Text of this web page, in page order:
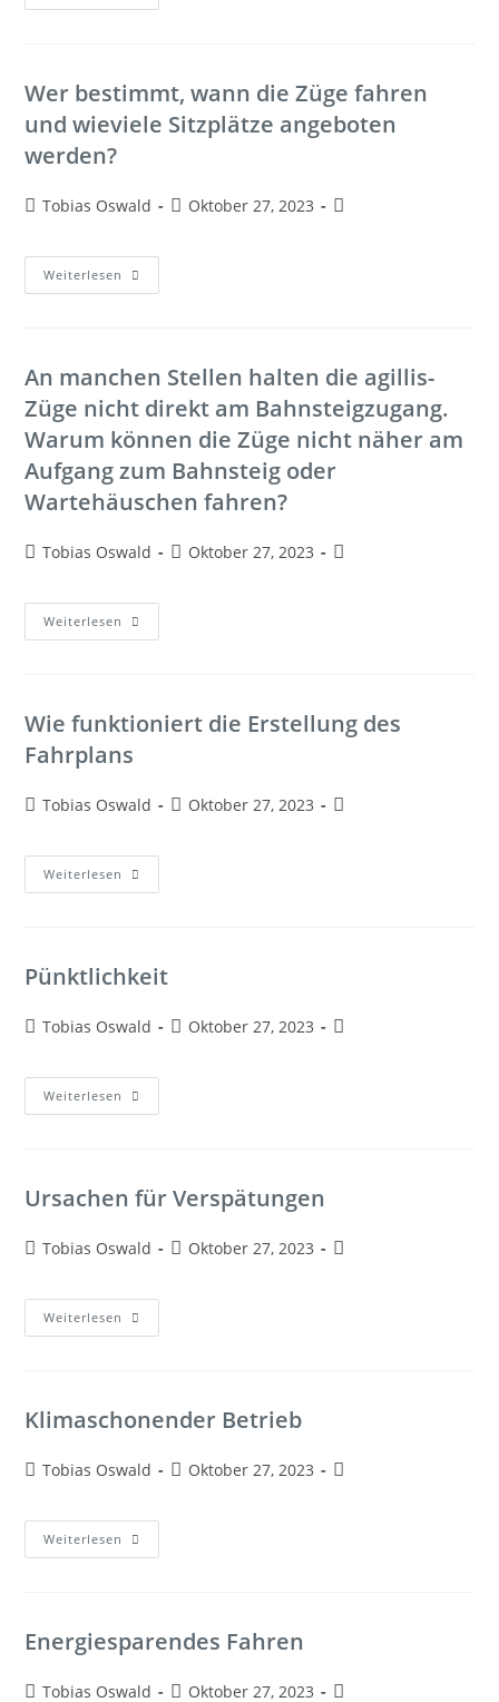
Wer bestimmt, wann die Züge fahren
und wieviele Sitzplätze angeboten
werden?
Tobias Oswald Oktober 27, 2023
Weiterlesen
An manchen Stellen halten die agillis-
Züge nicht direkt am Bahnsteigzugang.
Warum können die Züge nicht näher am
Aufgang zum Bahnsteig oder
Wartehäuschen fahren?
Tobias Oswald Oktober 27, 2023
Weiterlesen
Wie funktioniert die Erstellung des
Fahrplans
Tobias Oswald Oktober 27, 2023
Weiterlesen
Pünktlichkeit
Tobias Oswald Oktober 27, 2023
Weiterlesen
Ursachen für Verspätungen
Tobias Oswald Oktober 27, 2023
Weiterlesen
Klimaschonender Betrieb
Tobias Oswald Oktober 27, 2023
Weiterlesen
Energiesparendes Fahren
Tobias Oswald Oktober 27, 2023